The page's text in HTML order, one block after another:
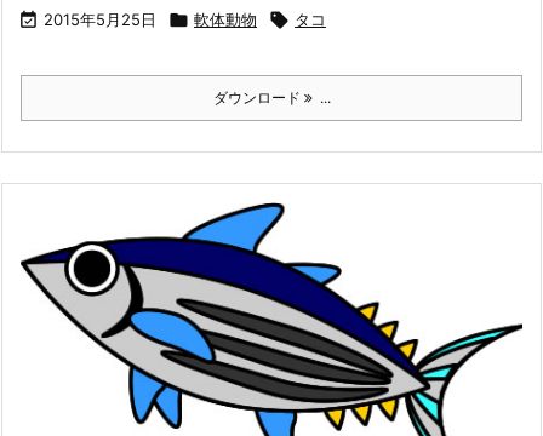
 2015年5月25日  軟体動物  タコ
ダウンロード ...